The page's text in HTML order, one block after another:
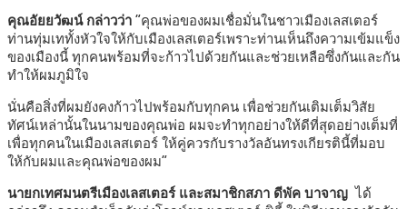
คุณอัยยวัฒน์ กล่าวว่า“คุณพ่อของผมเชื่อมั่นในชาวเมืองเลสเตอร์
ท่านทุ่มเททั้งหัวใจให้กับเมืองเลสเตอร์เพราะท่านเห็นถึงความเข้มแข็ง
ของเมืองนี้ ทุกคนพร้อมที่จะก้าวไปด้วยกันและช่วยเหลือซึ่งกันและกัน
ทำให้ผมภูมิใจ
นั่นคือสิ่งที่ผมยังคงก้าวไปพร้อมกับทุกคน เพื่อช่วยกันเติมเต็มวิสัย
ทัศน์เหล่านั้นในนามของคุณพ่อ ผมจะทำทุกอย่างให้ดีที่สุดอย่างเต็มที่
เพื่อทุกคนในเมืองเลสเตอร์ ให้คู่ควรกับรางวัลอันทรงเกียรตินี้ที่มอบ
ให้กับผมและคุณพ่อของผม”
นายกเทศมนตรีเมืองเลสเตอร์ และสมาชิกสภา ดีพัค บาจาญ ได้